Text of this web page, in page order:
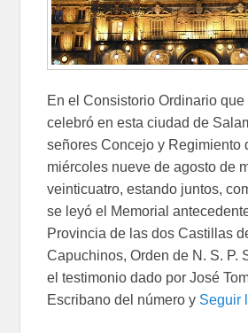
En el Consistorio Ordinario que
celebró en esta ciudad de
señores Concejo y Regimiento
miércoles nueve de agosto de
veinticuatro, estando juntos,
se leyó el Memorial
Provincia de las dos Castillas
Capuchinos, Orden de N. S. P.
el testimonio dado por José
Escribano del número y Seguir